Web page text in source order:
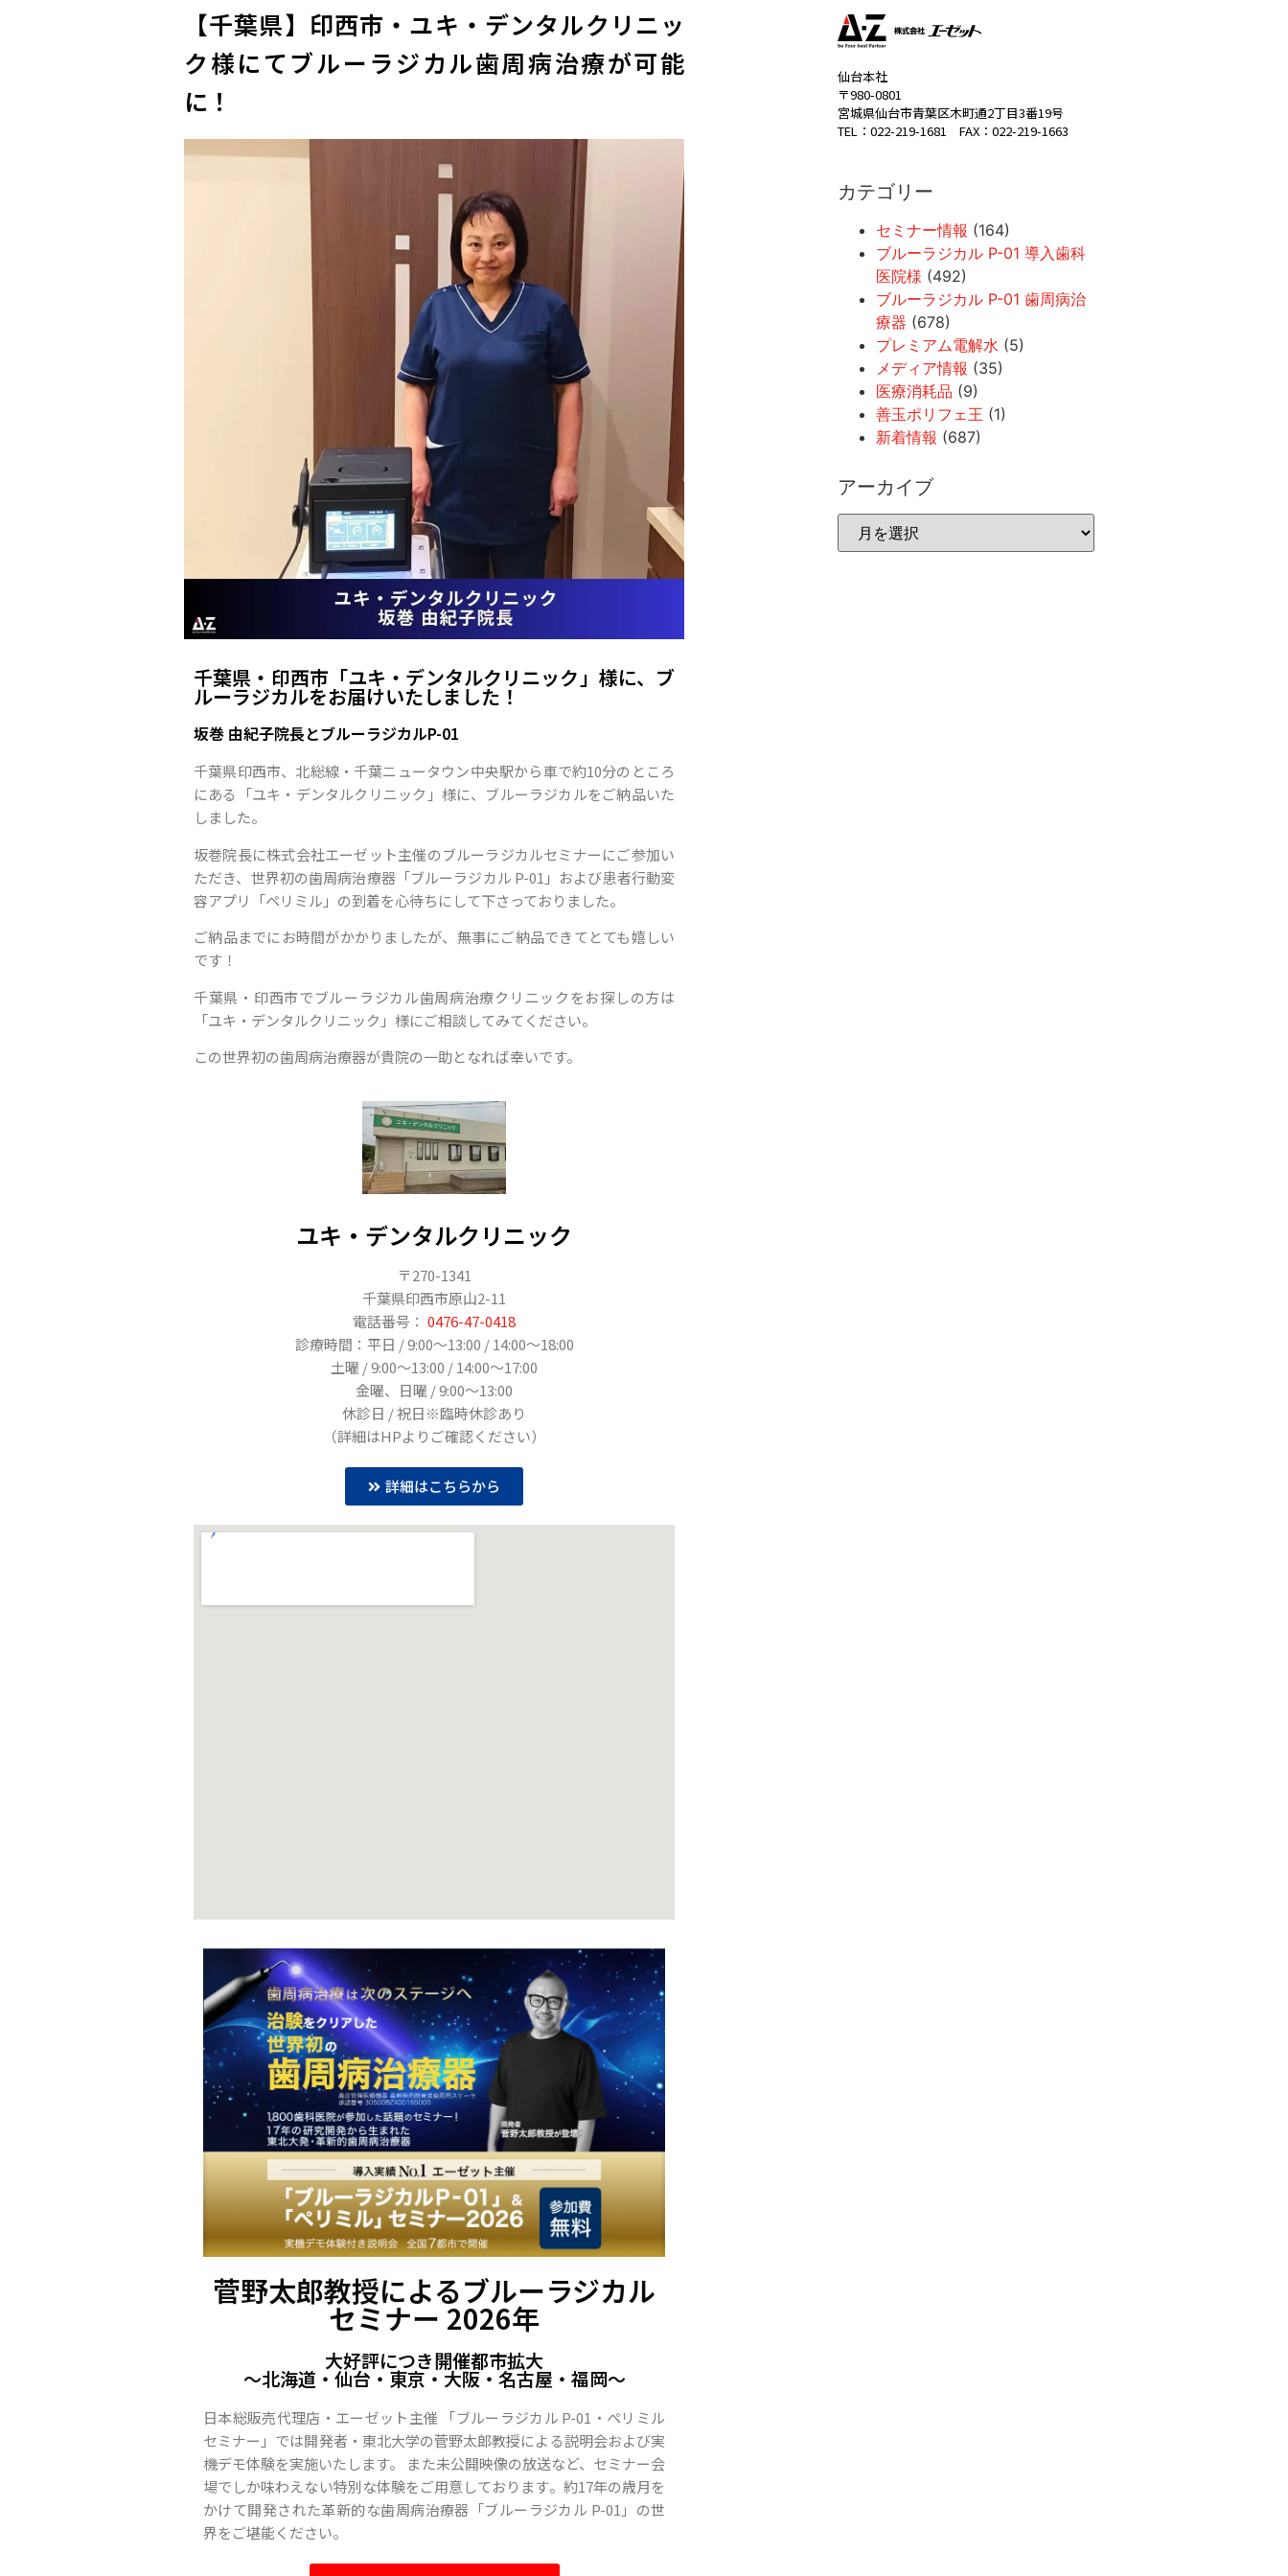
【千葉県】印西市・ユキ・デンタルクリニッ
ク様にてブルーラジカル歯周病治療が可能
に！
千葉県・印西市「ユキ・デンタルクリニック」様に、ブ
ルーラジカルをお届けいたしました！
坂巻 由紀子院長とブルーラジカルP-01
千葉県印西市、北総線・千葉ニュータウン中央駅から車で約10分のところ
にある「ユキ・デンタルクリニック」様に、ブルーラジカルをご納品いた
しました。
坂巻院長に株式会社エーゼット主催のブルーラジカルセミナーにご参加い
ただき、世界初の歯周病治療器「ブルーラジカル P-01」および患者行動変
容アプリ「ペリミル」の到着を心待ちにして下さっておりました。
ご納品までにお時間がかかりましたが、無事にご納品できてとても嬉しい
です！
千葉県・印西市でブルーラジカル歯周病治療クリニックをお探しの方は
「ユキ・デンタルクリニック」様にご相談してみてください。
この世界初の歯周病治療器が貴院の一助となれば幸いです。
ユキ・デンタルクリニック
〒270-1341
千葉県印西市原山2-11
電話番号： 0476-47-0418
診療時間：平日 / 9:00〜13:00 / 14:00〜18:00
土曜 / 9:00～13:00 / 14:00～17:00
金曜、日曜 / 9:00〜13:00
休診日 / 祝日※臨時休診あり
（詳細はHPよりご確認ください）
詳細はこちらから
菅野太郎教授によるブルーラジカル
セミナー 2026年
大好評につき開催都市拡大
〜北海道・仙台・東京・大阪・名古屋・福岡〜
日本総販売代理店・エーゼット主催 「ブルーラジカル P-01・ペリミル
セミナー」では開発者・東北大学の菅野太郎教授による説明会および実
機デモ体験を実施いたします。 また未公開映像の放送など、セミナー会
場でしか味わえない特別な体験をご用意しております。約17年の歳月を
かけて開発された革新的な歯周病治療器「ブルーラジカル P-01」の世
界をご堪能ください。
仙台本社
〒980-0801
宮城県仙台市青葉区木町通2丁目3番19号
TEL：022-219-1681 FAX：022-219-1663
カテゴリー
セミナー情報 (164)
ブルーラジカル P-01 導入歯科
医院様 (492)
ブルーラジカル P-01 歯周病治
療器 (678)
プレミアム電解水 (5)
メディア情報 (35)
医療消耗品 (9)
善玉ポリフェ王 (1)
新着情報 (687)
アーカイブ